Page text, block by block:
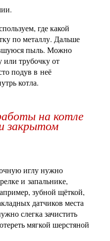
где какой
по металлу. Дальше
пыль. Можно
или трубочку от
подув в неё
котла.
на котле
закрытом
иглу нужно
и запальнике,
зубной щёткой,
датчиков места
слегка зачистить
мягкой шерстяной